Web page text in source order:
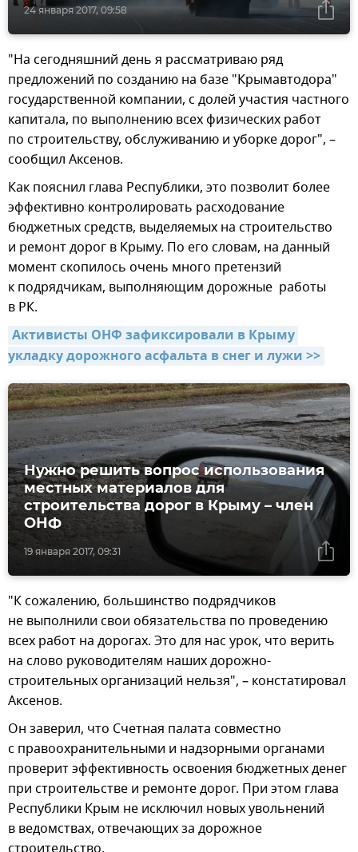
24 января 2017, 09:58
"На сегодняшний день я рассматриваю ряд
предложений по созданию на базе "Крымавтодора"
государственной компании, с долей участия частного
капитала, по выполнению всех физических работ
по строительству, обслуживанию и уборке дорог", –
сообщил Аксенов.
Как пояснил глава Республики, это позволит более
эффективно контролировать расходование
бюджетных средств, выделяемых на строительство
и ремонт дорог в Крыму. По его словам, на данный
момент скопилось очень много претензий
к подрядчикам, выполняющим дорожные работы
в РК.
Активисты ОНФ зафиксировали в Крыму
укладку дорожного асфальта в снег и лужи >>
19 января 2017, 09:31
Нужно решить вопрос использования
местных материалов для
строительства дорог в Крыму – член
ОНФ
"К сожалению, большинство подрядчиков
не выполнили свои обязательства по проведению
всех работ на дорогах. Это для нас урок, что верить
на слово руководителям наших дорожно-
строительных организаций нельзя", – констатировал
Аксенов.
Он заверил, что Счетная палата совместно
с правоохранительными и надзорными органами
проверит эффективность освоения бюджетных денег
при строительстве и ремонте дорог. При этом глава
Республики Крым не исключил новых увольнений
в ведомствах, отвечающих за дорожное